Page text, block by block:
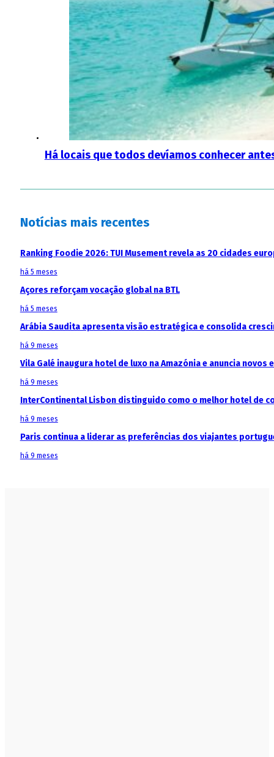
Há locais que todos devíamos conhecer
Notícias mais recentes
Ranking Foodie 2026: TUI Musement revela as 20 cidades
há 5 meses
Açores reforçam vocação global na BTL
há 5 meses
Arábia Saudita apresenta visão estratégica e consolida
há 9 meses
Vila Galé inaugura hotel de luxo na Amazónia e anuncia
há 9 meses
InterContinental Lisbon distinguido como o melhor hotel de
há 9 meses
Paris continua a liderar as preferências dos viajantes
há 9 meses